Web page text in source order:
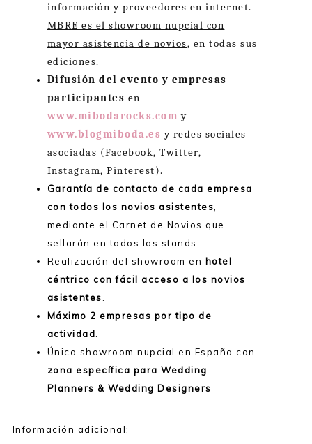
información y proveedores en internet.
MBRE es el showroom nupcial con
mayor asistencia de novios, en todas sus
ediciones.
Difusión del evento y empresas
participantes en
www.mibodarocks.com y
www.blogmiboda.es y redes sociales
asociadas (Facebook, Twitter,
Instagram, Pinterest).
Garantía de contacto de cada empresa
con todos los novios asistentes,
mediante el Carnet de Novios que
sellarán en todos los stands.
Realización del showroom en hotel
céntrico con fácil acceso a los novios
asistentes.
Máximo 2 empresas por tipo de
actividad.
Único showroom nupcial en España con
zona específica para Wedding
Planners & Wedding Designers
Información adicional: